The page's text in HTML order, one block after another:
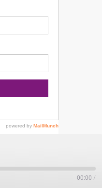
00:00 /